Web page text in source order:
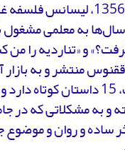
سال‌ها به معلمی
و «تناردیه را من
منتشر و به
زنان می‌پردازد. این کتاب،
و به مشکلاتی که در
ساده و روان و